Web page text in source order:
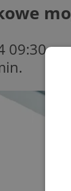
09:30